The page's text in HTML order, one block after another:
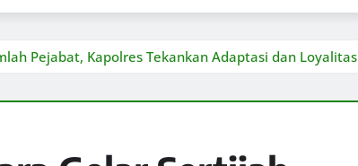
Pejabat, Kapolres Tekankan Adaptasi dan Loyalitas